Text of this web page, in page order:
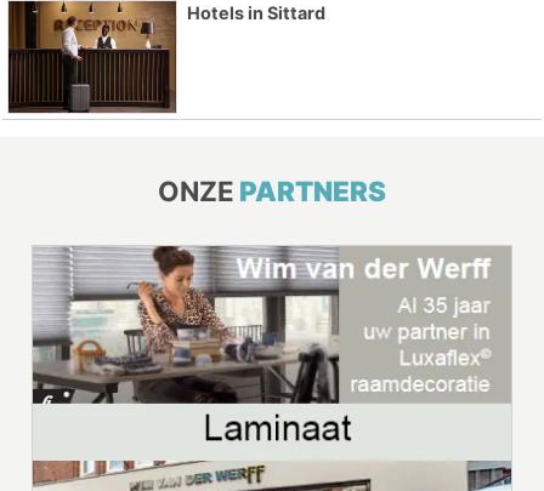
Hotels in Sittard
ONZE PARTNERS